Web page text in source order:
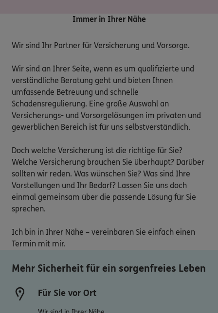
Immer in Ihrer Nähe
Wir sind Ihr Partner für Versicherung und Vorsorge.
Wir sind an Ihrer Seite, wenn es um qualifizierte und
verständliche Beratung geht und bieten Ihnen
umfassende Betreuung und schnelle
Schadensregulierung. Eine große Auswahl an
Versicherungs- und Vorsorgelösungen im privaten und
gewerblichen Bereich ist für uns selbstverständlich.
Doch welche Versicherung ist die richtige für Sie?
Welche Versicherung brauchen Sie überhaupt? Darüber
sollten wir reden. Was wünschen Sie? Was sind Ihre
Vorstellungen und Ihr Bedarf? Lassen Sie uns doch
einmal gemeinsam über die passende Lösung für Sie
sprechen.
Ich bin in Ihrer Nähe – vereinbaren Sie einfach einen
Termin mit mir.
Mehr Sicherheit für ein sorgenfreies Leben
Für Sie vor Ort